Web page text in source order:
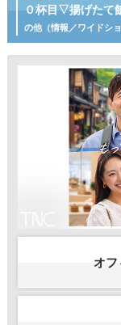
０杯目▽揚げたて
の他（情報／ワイドシ
オフ